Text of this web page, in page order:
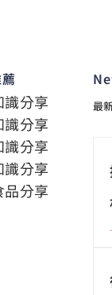
識分享
識分享
識分享
識分享
品分享
最